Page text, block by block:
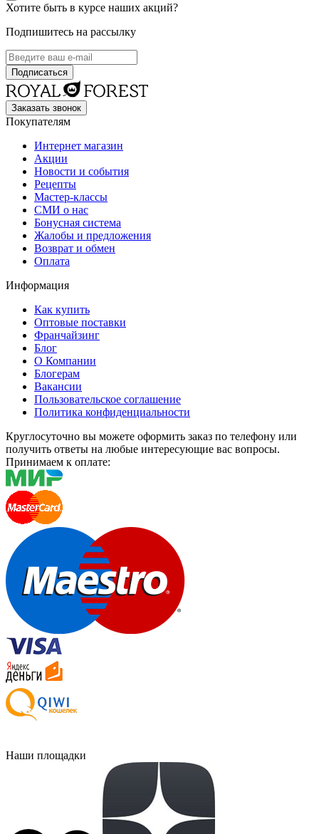
Хотите быть в курсе наших акций?
Подпишитесь на рассылку
Заказать звонок
Покупателям
Интернет магазин
Акции
Новости и события
Рецепты
Мастер-классы
СМИ о нас
Бонусная система
Жалобы и предложения
Возврат и обмен
Оплата
Информация
Как купить
Оптовые поставки
Франчайзинг
Блог
О Компании
Блогерам
Вакансии
Пользовательское соглашение
Политика конфиденциальности
Круглосуточно вы можете оформить заказ по телефону или
получить ответы на любые интересующие вас вопросы.
Принимаем к оплате:
Наши площадки